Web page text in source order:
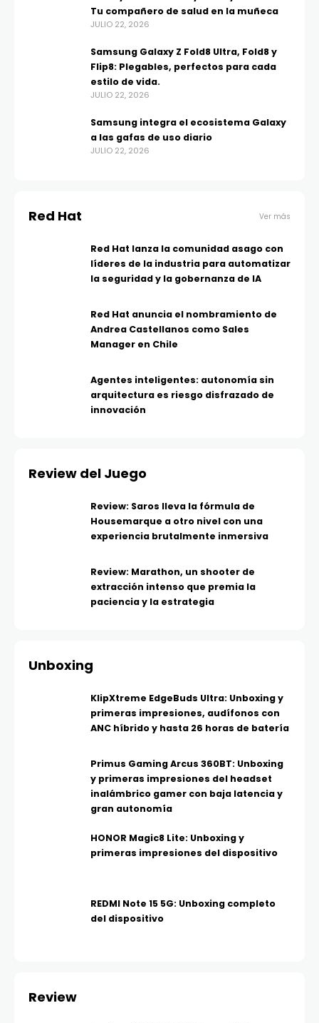
Tu compañero de salud en la muñeca
JULIO 22, 2026
Samsung Galaxy Z Fold8 Ultra, Fold8 y
Flip8: Plegables, perfectos para cada
estilo de vida.
JULIO 22, 2026
Samsung integra el ecosistema Galaxy
a las gafas de uso diario
JULIO 22, 2026
Red Hat Ver más
Red Hat lanza la comunidad asago con
líderes de la industria para automatizar
la seguridad y la gobernanza de IA
Red Hat anuncia el nombramiento de
Andrea Castellanos como Sales
Manager en Chile
Agentes inteligentes: autonomía sin
arquitectura es riesgo disfrazado de
innovación
Review del Juego
Review: Saros lleva la fórmula de
Housemarque a otro nivel con una
experiencia brutalmente inmersiva
Review: Marathon, un shooter de
extracción intenso que premia la
paciencia y la estrategia
Unboxing
KlipXtreme EdgeBuds Ultra: Unboxing y
primeras impresiones, audífonos con
ANC híbrido y hasta 26 horas de batería
Primus Gaming Arcus 360BT: Unboxing
y primeras impresiones del headset
inalámbrico gamer con baja latencia y
gran autonomía
HONOR Magic8 Lite: Unboxing y
primeras impresiones del dispositivo
REDMI Note 15 5G: Unboxing completo
del dispositivo
Review